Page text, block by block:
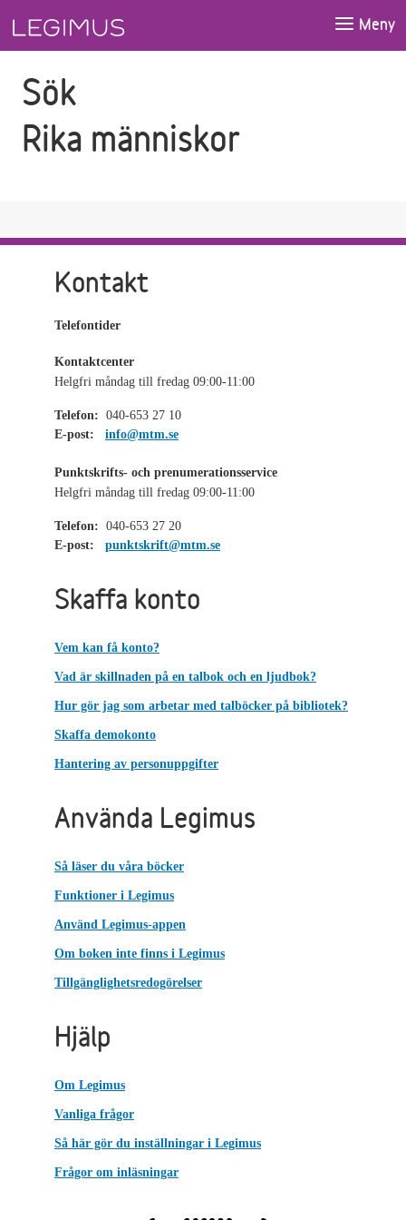
Meny
Sök
Rika människor
Kontakt
Telefontider
Kontaktcenter
Helgfri måndag till fredag 09:00-11:00
Telefon: 040-653 27 10
E-post:
info@mtm.se
Punktskrifts- och prenumerationsservice
Helgfri måndag till fredag 09:00-11:00
Telefon: 040-653 27 20
E-post:
punktskrift@mtm.se
Skaffa konto
Vem kan få konto?
Vad är skillnaden på en talbok och en ljudbok?
Hur gör jag som arbetar med talböcker på bibliotek?
Skaffa demokonto
Hantering av personuppgifter
Använda Legimus
Så läser du våra böcker
Funktioner i Legimus
Använd Legimus-appen
Om boken inte finns i Legimus
Tillgänglighetsredogörelser
Hjälp
Om Legimus
Vanliga frågor
Så här gör du inställningar i Legimus
Frågor om inläsningar